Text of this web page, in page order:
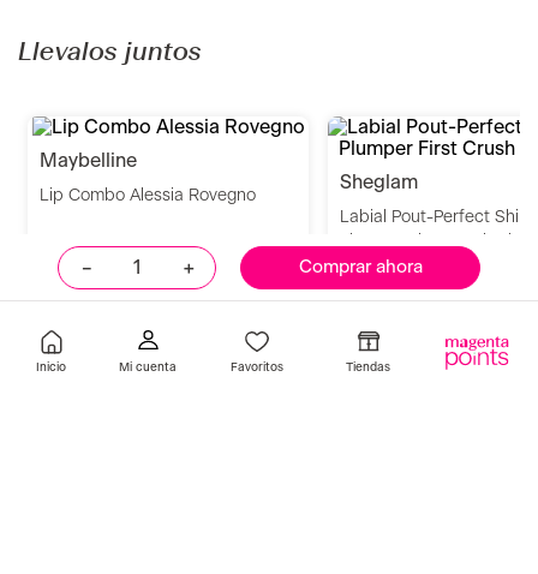
Inicio Favoritos Tiendas
＋
－ Comprar ahora
Pack Maybelline + Neceser
S/ 22 . 90